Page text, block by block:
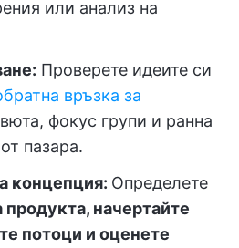
или анализ на
Проверете идеите си
връзка за
фокус групи и ранна
пазара.
концепция: Определете
начертайте
потоци и оценете